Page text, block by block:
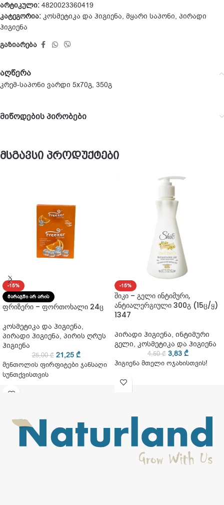
არტიკული: 4820023360419
კატეგორია: კოსმეტიკა და ჰიგიენა, მყარი საპონი, პირადი
ჰიგიენა
გაზიარება
აღწერა
კრემ-საპონი ვარდი 5х70გ, 350გ
მიწოდების პირობები
მსგავსი პროდუქტები
-15%
ᲛᲐᲠᲐᲒᲨᲘ ᲐᲠ ᲐᲠᲘᲡ
ფრიზერი – ფორთოხალი 24ც
კოსმეტიკა და ჰიგიენა,
პირადი ჰიგიენა, პირის ღრუს
ჰიგიენა
25,00₾ 21,25 ₾
მენთოლის ფირფიტები ჯანსაღი
სუნთქვისთვის
-15%
შიკი – გელი ინტიმური,
ანტიალერგიული 300გ (15ც/ყ)
1347
პირადი ჰიგიენა, ინტიმური
გელი, კოსმეტიკა და ჰიგიენა
4,50₾ 3,83 ₾
ჰიგიენა მთელი ოჯახისთვის!